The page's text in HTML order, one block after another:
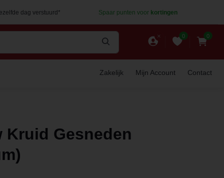
dag verstuurd* Spaar punten voor kortingen
0 0
Zakelijk Mijn Account Contact
Kruid Gesneden